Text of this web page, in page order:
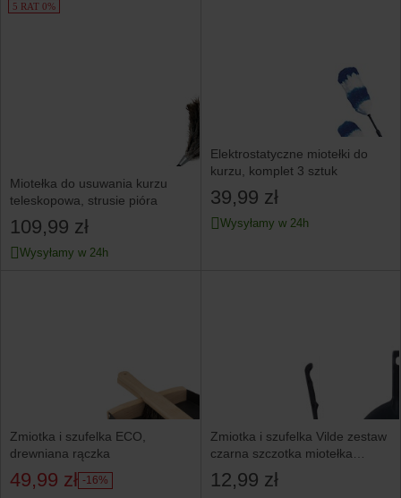
5 RAT 0%
Miotełka do usuwania kurzu
teleskopowa, strusie pióra
109,99 zł
Wysyłamy w 24h
Elektrostatyczne miotełki do
kurzu, komplet 3 sztuk
39,99 zł
Wysyłamy w 24h
Zmiotka i szufelka ECO,
drewniana rączka
49,99 zł -16%
Zmiotka i szufelka Vilde zestaw
czarna szczotka miotełka
łopatka
12,99 zł